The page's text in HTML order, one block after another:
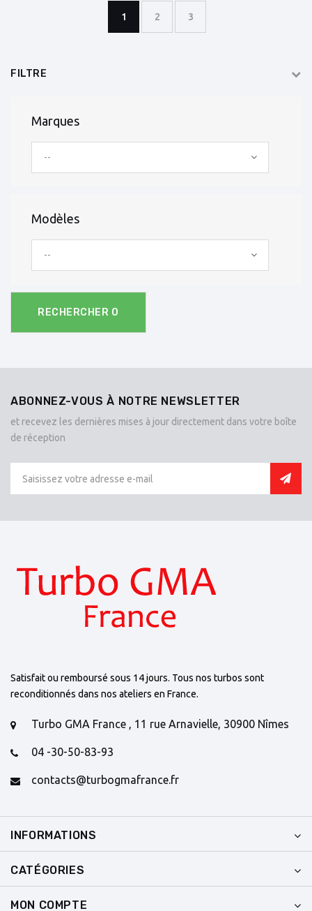
1 2 3
FILTRE
Marques
--
Modèles
--
RECHERCHER 0
ABONNEZ-VOUS À NOTRE NEWSLETTER
et recevez les dernières mises à jour directement dans votre boîte
de réception
Satisfait ou remboursé sous 14 jours. Tous nos turbos sont
reconditionnés dans nos ateliers en France.
Turbo GMA France , 11 rue Arnavielle, 30900 Nîmes
04 -30-50-83-93
contacts@turbogmafrance.fr
INFORMATIONS
CATÉGORIES
MON COMPTE